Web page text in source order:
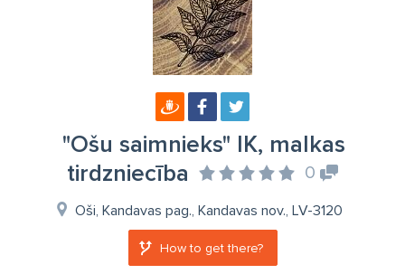
"Ošu saimnieks" IK, malkas
tirdzniecība
0
Oši, Kandavas pag., Kandavas nov., LV-3120
How to get there?